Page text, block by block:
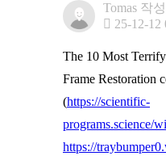
Tomas 작
25-12-12
The 10 Most
Frame Restoration
(https://scientific-
programs.science/
https://